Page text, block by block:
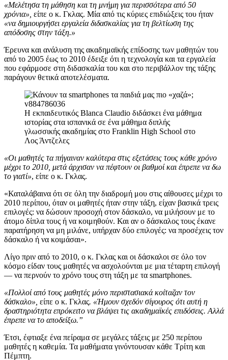
«Μελέτησα τη μάθηση και τη μνήμη για περισσότερα από 50
χρόνια», είπε ο κ. Γκλας. Μία από τις κύριες επιδιώξεις του ήταν
«να δημιουργήσει εργαλεία διδασκαλίας για τη βελτίωση της
απόδοσης στην τάξη.»
Έρευνα και ανάλυση της ακαδημαϊκής επίδοσης των μαθητών του
από το 2005 έως το 2010 έδειξε ότι η τεχνολογία και τα εργαλεία
που εφάρμοσε στη διδασκαλία του και στο περιβάλλον της τάξης
παράγουν θετικά αποτελέσματα.
Η εκπαιδευτικός Blanca Claudio διδάσκει ένα μάθημα
ιστορίας στα ισπανικά σε ένα μάθημα διπλής
γλωσσικής ακαδημίας στο Franklin High School στο
Λος Άντζελες
«Οι μαθητές τα πήγαιναν καλύτερα στις εξετάσεις τους κάθε χρόνο
μέχρι το 2010, μετά άρχισαν να πέφτουν οι βαθμοί και έπρεπε να δω
το γιατί», είπε ο κ. Γκλας.
«Καταλάβαινα ότι σε όλη την διαδρομή μου στις αίθουσες μέχρι το
2010 περίπου, όταν οι μαθητές ήταν στην τάξη, είχαν βασικά τρεις
επιλογές: να δώσουν προσοχή στον δάσκαλο, να μιλήσουν με το
άτομο δίπλα τους ή να κοιμηθούν. Και αν ο δάσκαλος τους έκανε
παρατήρηση να μη μιλάνε, υπήρχαν δύο επιλογές: να προσέχεις τον
δάσκαλο ή να κοιμάσαι».
Λίγο πριν από το 2010, ο κ. Γκλας και οι δάσκαλοι σε όλο τον
κόσμο είδαν τους μαθητές να ασχολούνται με μια τέταρτη επιλογή
— να περνούν το χρόνο τους στη τάξη με τα smartphones.
«Πολλοί από τους μαθητές μόνο περιστασιακά κοίταζαν τον
δάσκαλο», είπε ο κ. Γκλας. «Ήμουν σχεδόν σίγουρος ότι αυτή η
δραστηριότητα επρόκειτο να βλάψει τις ακαδημαϊκές επιδόσεις. Αλλά
έπρεπε να το αποδείξω.”
Έτσι, έφτιαξε ένα πείραμα σε μεγάλες τάξεις με 250 περίπου
μαθητές η καθεμία. Τα μαθήματα γινόντουσαν κάθε Τρίτη και
Πέμπτη.